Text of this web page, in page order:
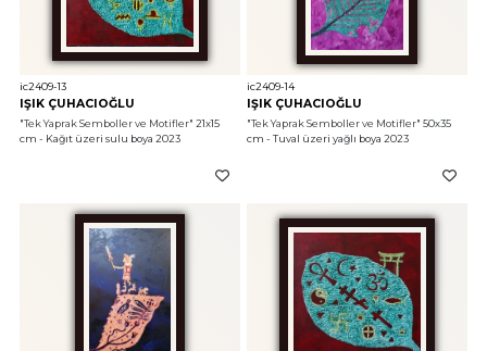
ic2409-13
IŞIK ÇUHACIOĞLU
"Tek Yaprak Semboller ve Motifler" 21x15
cm - Kağıt üzeri sulu boya 2023
ic2409-14
IŞIK ÇUHACIOĞLU
"Tek Yaprak Semboller ve Motifler" 50x35
cm - Tuval üzeri yağlı boya 2023